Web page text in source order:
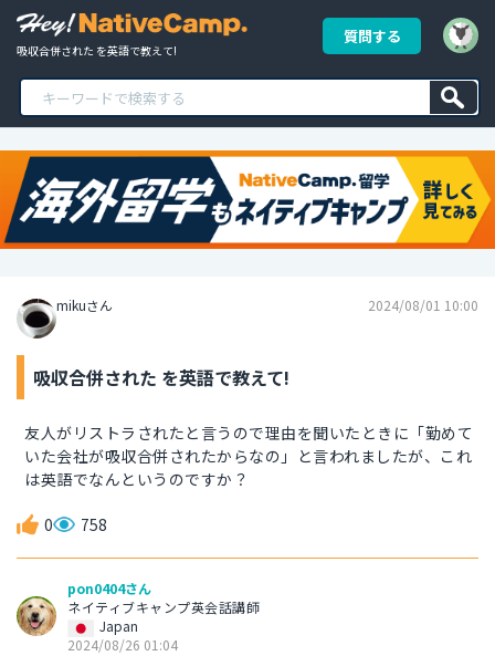
吸収合併された を英語で教えて!
質問する
mikuさん 2024/08/01 10:00
吸収合併された を英語で教えて!
友人がリストラされたと言うので理由を聞いたときに「勤めて
いた会社が吸収合併されたからなの」と言われましたが、これ
は英語でなんというのですか？
0 758
pon0404さん
ネイティブキャンプ英会話講師
Japan
2024/08/26 01:04